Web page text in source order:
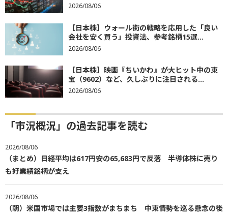
2026/08/06
【日本株】ウォール街の戦略を応用した「良い
会社を安く買う」投資法、参考銘柄15選...
2026/08/06
【日本株】映画『ちいかわ』が大ヒット中の東
宝（9602）など、久しぶりに注目される...
2026/08/06
「市況概況」の過去記事を読む
2026/08/06
（まとめ）日経平均は617円安の65,683円で反落 半導体株に売り
も好業績銘柄が支え
2026/08/06
（朝）米国市場では主要3指数がまちまち 中東情勢を巡る懸念の後